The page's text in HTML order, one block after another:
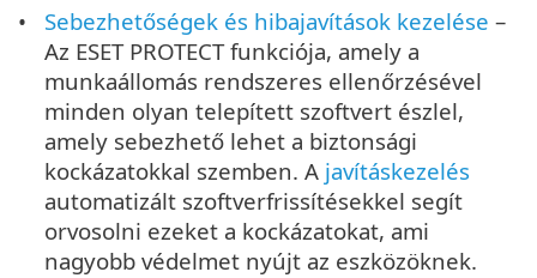
Sebezhetőségek és hibajavítások kezelése–
Az ESET PROTECT funkciója, amely a
munkaállomás rendszeres ellenőrzésével
minden olyan telepített szoftvert észlel,
amely sebezhető lehet a biztonsági
kockázatokkal szemben. A javításkezelés
automatizált szoftverfrissítésekkel segít
orvosolni ezeket a kockázatokat, ami
nagyobb védelmet nyújt az eszközöknek.